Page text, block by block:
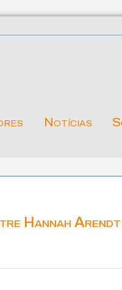
Notícias
Hannah Arendt